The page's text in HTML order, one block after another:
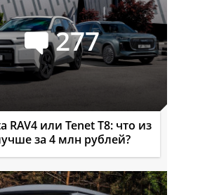
277
RAV4 или Tenet T8: что из
за 4 млн рублей?